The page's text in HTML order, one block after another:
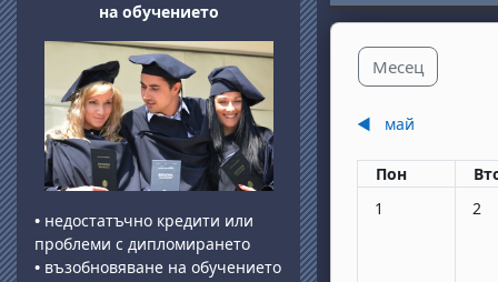
Месец
◀︎ май
Понеделник
Пон
Няма събития,
1 2
на обучението
• недостатъчно кредити или
проблеми с дипломирането
• възобновяване на обучението